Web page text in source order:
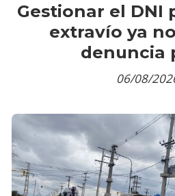
Gestionar el DNI
extravío ya
denuncia
06/08/